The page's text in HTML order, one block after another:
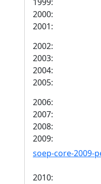
2000:
2001:
2002:
2003:
2004:
2005:
2006:
2007:
2008:
2009:
soep-core-2009-
2010: